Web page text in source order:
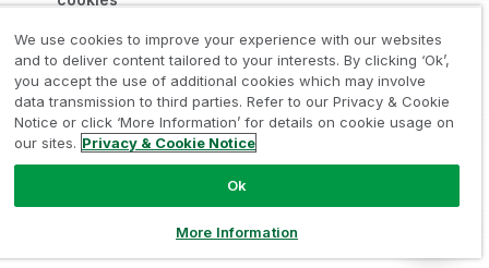
Marques déposées / Confiance /
Conditions d’utilisation /
Gérer mes préférences de consentement
© 1993-2026 QlikTech International
AB, Tous droits réservés
We use cookies to improve your experience with our websites
and to deliver content tailored to your interests. By clicking ‘Ok’,
you accept the use of additional cookies which may involve
data transmission to third parties. Refer to our Privacy & Cookie
Notice or click ‘More Information’ for details on cookie usage on
our sites. Privacy & Cookie Notice
Ok
More Information